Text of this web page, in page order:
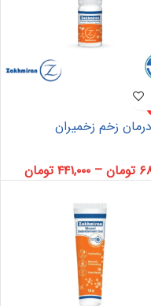
زخم زخمیران
تومان – ۴۴۱,۰۰۰ تومان